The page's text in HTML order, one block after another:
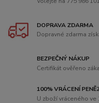
DOPRAVA ZDARMA
Dopravné zdarma
BEZPEČNÝ NÁKUP
Certifikát ověřeno
100% VRÁCENÍ
U zboží vráceného